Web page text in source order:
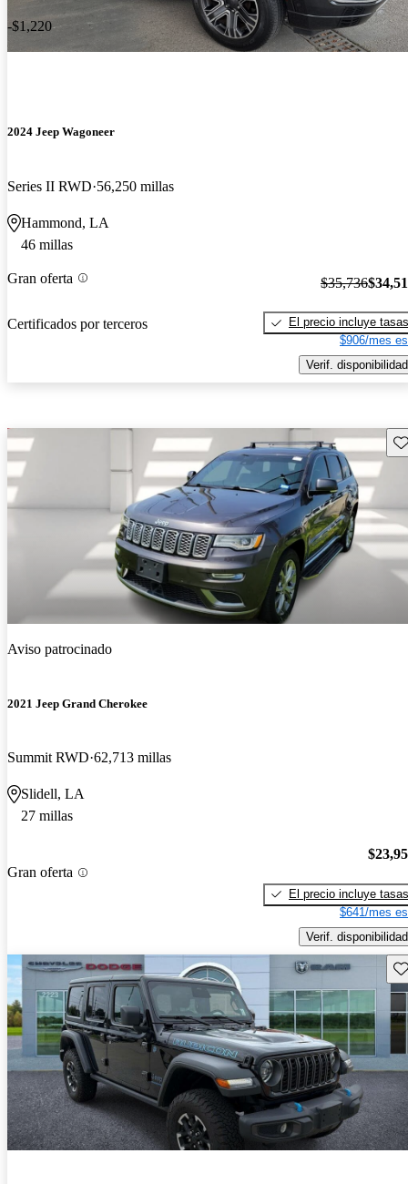
-$1,220
2024 Jeep Wagoneer
Series II RWD 56,250 millas
Hammond, LA
46 millas
Gran oferta
Certificados por terceros
$35,736
El precio incluye tasas
$906/mes
Verif. disponibilidad
Aviso patrocinado
2021 Jeep Grand Cherokee
Summit RWD 62,713 millas
Slidell, LA
27 millas
Gran oferta
El precio incluye tasas
$641/mes
Verif. disponibilidad